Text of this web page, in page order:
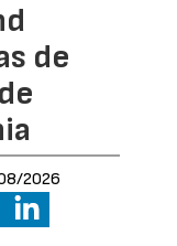
de
2026